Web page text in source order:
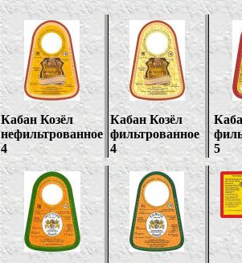
Кабан Козёл
нефильтрованное
4
Кабан Козёл
фильтрованное
4
5